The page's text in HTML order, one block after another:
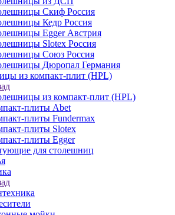
Скиф Россия
Кедр Россия
Egger Австрия
Slotex Россия
Союз Россия
Дюропал Германия
из компакт-плит (HPL)
из компакт-плит (HPL)
плиты Abet
плиты Fundermax
плиты Slotex
плиты Egger
для столешниц